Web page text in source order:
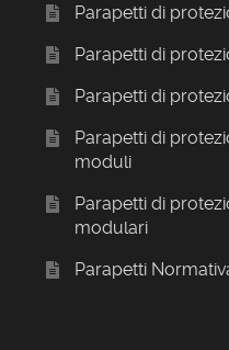
Parapetti di
Parapetti di
Parapetti di
Parapetti di
moduli
Parapetti di
modulari
Parapetti